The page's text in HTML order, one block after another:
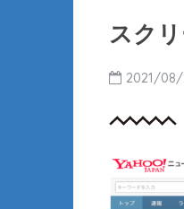
スク
2021/